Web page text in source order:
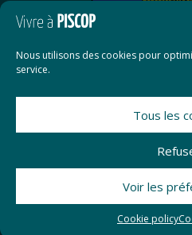
Nous utilisons des cookies pour
service.
Tous les
Voir les
Cookie policy
Conformité RGPD